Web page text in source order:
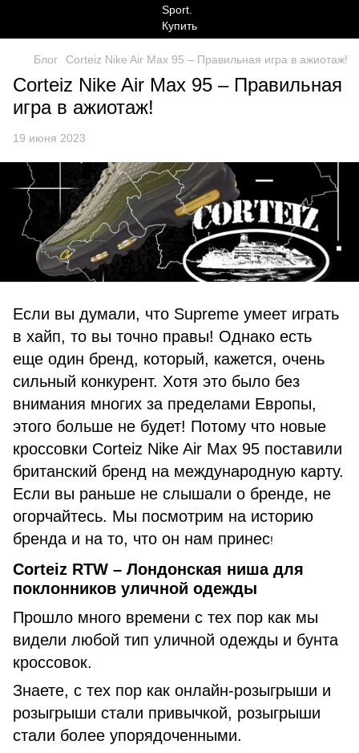
Блог Corteiz Nike Air Max 95 – Правильная игра в ажиотаж!
Corteiz Nike Air Max 95 – Правильная
игра в ажиотаж!
19 июня 2023
Если вы думали, что Supreme умеет играть
в хайп, то вы точно правы! Однако есть
еще один бренд, который, кажется, очень
сильный конкурент. Хотя это было без
внимания многих за пределами Европы,
этого больше не будет! Потому что новые
кроссовки Corteiz Nike Air Max 95 поставили
британский бренд на международную карту.
Если вы раньше не слышали о бренде, не
огорчайтесь. Мы посмотрим на историю
бренда и на то, что он нам принес!
Corteiz RTW – Лондонская ниша для
поклонников уличной одежды
Прошло много времени с тех пор как мы
видели любой тип уличной одежды и бунта
кроссовок.
Знаете, с тех пор как онлайн-розыгрыши и
розыгрыши стали привычкой, розыгрыши
стали более упорядоченными.